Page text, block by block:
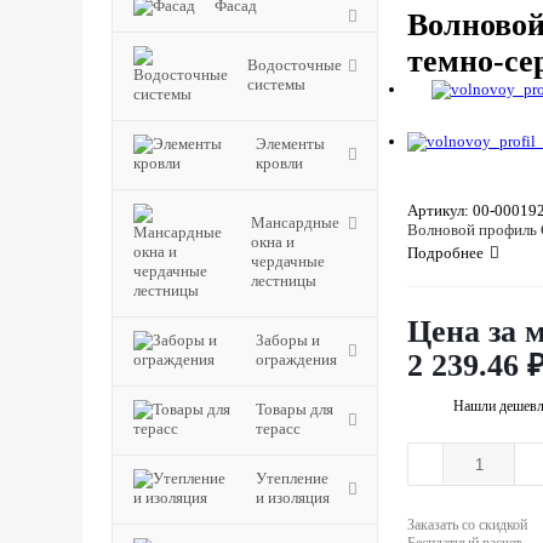
Фасад
Водосточные
системы
Элементы
кровли
Мансардные
окна и
чердачные
лестницы
Заборы и
ограждения
Товары для
терасс
Утепление
и изоляция
темно-
Артикул: 00-
Волновой профиль
Подробнее
Цена за
2 239.46
Нашли
Заказать со скидкой